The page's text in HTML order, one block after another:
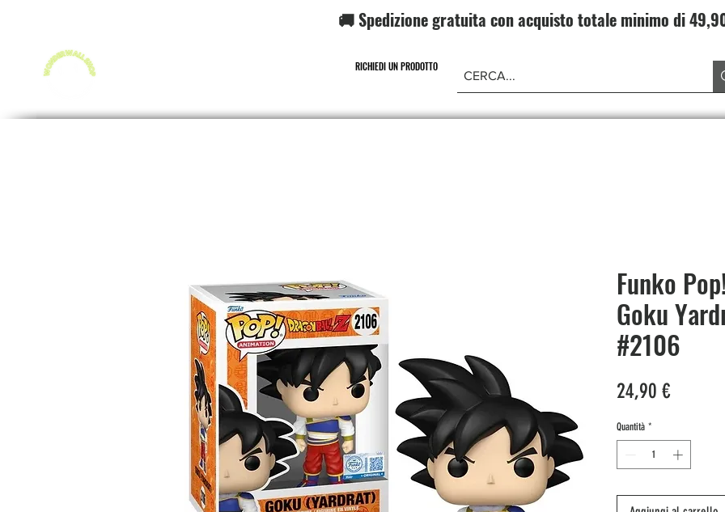
🚚 Spedizione gratuita con acquisto totale minimo di
RICHIEDI UN PRODOTTO
Funko
Goku
#2106
24,90 €Prezzo
Quantità *